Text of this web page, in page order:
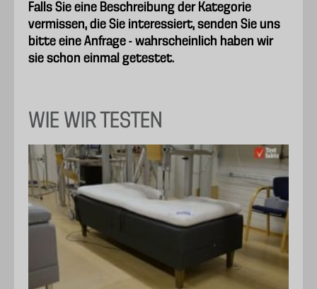
Falls Sie eine Beschreibung der Kategorie
vermissen, die Sie interessiert, senden Sie uns
bitte eine Anfrage - wahrscheinlich haben wir
sie schon einmal getestet.
WIE WIR TESTEN